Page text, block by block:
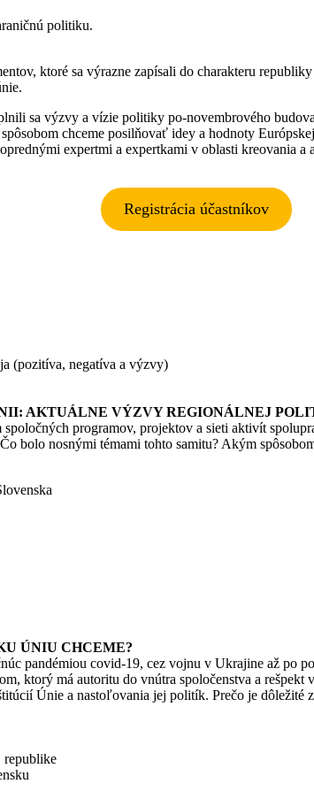
politiku.
ktoré sa výrazne zapísali do charakteru
sa výzvy a vízie politiky po-novembrového
chceme posilňovať idey a hodnoty
expertmi a expertkami v oblasti kreovania
Registrácia účastníkov
(pozitíva, negatíva a výzvy)
AKTUÁLNE VÝZVY REGIONÁLNEJ
programov, projektov a sieti aktivít
bolo nosnými témami tohto samitu? Akým
ÚNIU CHCEME?
pandémiou covid-19, cez vojnu v Ukrajine až
ktorý má autoritu do vnútra spoločenstva a rešpekt
Únie a nastoľovania jej politík. Prečo je
republike